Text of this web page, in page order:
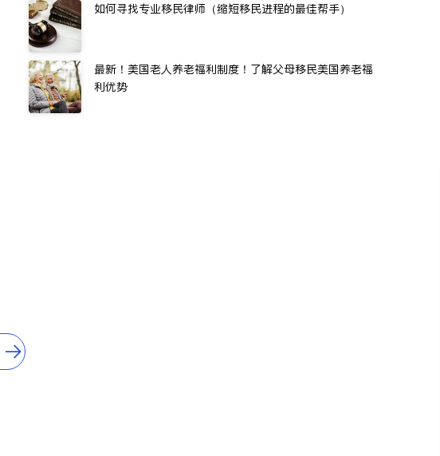
如何寻找专业移民律师（缩短移民进程的最佳帮手）
最新！美国老人养老福利制度！了解父母移民美国养老福
利优势